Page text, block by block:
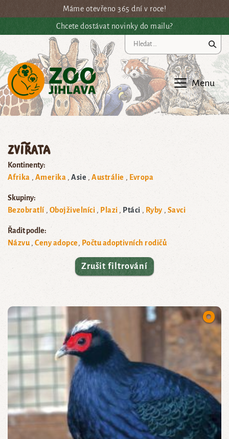
Přejít na hlavní obsahMáme otevřeno 365 dní v roce!
Chcete dostávat novinky do mailu?
Menu
Zvířata
Kontinenty:
Afrika
Amerika Asie Austrálie Evropa
Skupiny:
Bezobratlí
Obojživelníci Plazi Ptáci Ryby Savci
Řadit podle:
Názvu
Ceny adopce Počtu adoptivních rodičů
Zrušit filtrování